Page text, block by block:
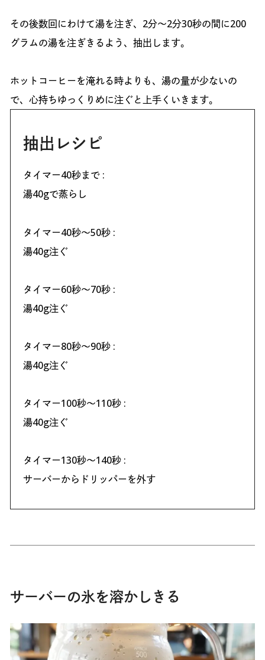
その後数回にわけて湯を注ぎ、2分〜2分30秒の間に200
グラムの湯を注ぎきるよう、抽出します。
ホットコーヒーを淹れる時よりも、湯の量が少ないの
で、心持ちゆっくりめに注ぐと上手くいきます。
抽出レシピ
タイマー40秒まで :
湯40gで蒸らし
タイマー40秒〜50秒 :
湯40g注ぐ
タイマー60秒〜70秒 :
湯40g注ぐ
タイマー80秒〜90秒 :
湯40g注ぐ
タイマー100秒〜110秒 :
湯40g注ぐ
タイマー130秒〜140秒 :
サーバーからドリッパーを外す
サーバーの氷を溶かしきる